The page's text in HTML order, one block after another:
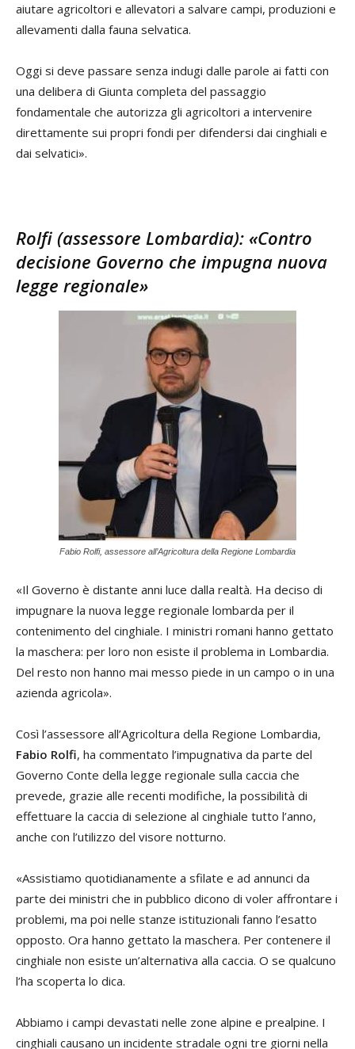
aiutare agricoltori e allevatori a salvare campi, produzioni e
allevamenti dalla fauna selvatica.
Oggi si deve passare senza indugi dalle parole ai fatti con
una delibera di Giunta completa del passaggio
fondamentale che autorizza gli agricoltori a intervenire
direttamente sui propri fondi per difendersi dai cinghiali e
dai selvatici».
Rolfi (assessore Lombardia): «Contro
decisione Governo che impugna nuova
legge regionale»
Fabio Rolfi, assessore all’Agricoltura della Regione Lombardia
«Il Governo è distante anni luce dalla realtà. Ha deciso di
impugnare la nuova legge regionale lombarda per il
contenimento del cinghiale. I ministri romani hanno gettato
la maschera: per loro non esiste il problema in Lombardia.
Del resto non hanno mai messo piede in un campo o in una
azienda agricola».
Così l’assessore all’Agricoltura della Regione Lombardia,
Fabio Rolfi, ha commentato l’impugnativa da parte del
Governo Conte della legge regionale sulla caccia che
prevede, grazie alle recenti modifiche, la possibilità di
effettuare la caccia di selezione al cinghiale tutto l’anno,
anche con l’utilizzo del visore notturno.
«Assistiamo quotidianamente a sfilate e ad annunci da
parte dei ministri che in pubblico dicono di voler affrontare i
problemi, ma poi nelle stanze istituzionali fanno l’esatto
opposto. Ora hanno gettato la maschera. Per contenere il
cinghiale non esiste un’alternativa alla caccia. O se qualcuno
l’ha scoperta lo dica.
Abbiamo i campi devastati nelle zone alpine e prealpine. I
cinghiali causano un incidente stradale ogni tre giorni nella